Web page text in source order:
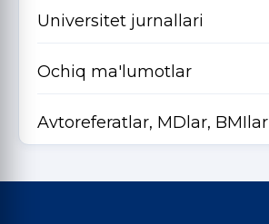
Universitet jurnallari
Ochiq ma'lumotlar
Avtoreferatlar, MDlar, BMIlar